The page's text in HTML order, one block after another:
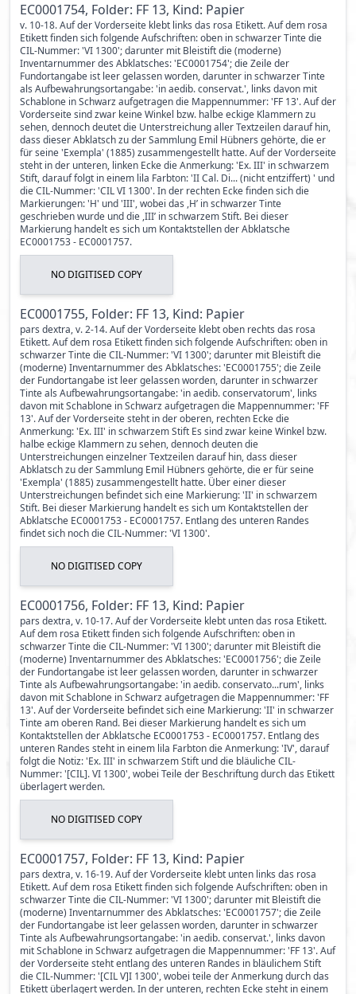
EC0001754, Folder: FF 13, Kind: Papier
v. 10-18. Auf der Vorderseite klebt links das rosa Etikett. Auf dem rosa
Etikett finden sich folgende Aufschriften: oben in schwarzer Tinte die
CIL-Nummer: 'VI 1300'; darunter mit Bleistift die (moderne)
Inventarnummer des Abklatsches: 'EC0001754'; die Zeile der
Fundortangabe ist leer gelassen worden, darunter in schwarzer Tinte
als Aufbewahrungsortangabe: 'in aedib. conservat.', links davon mit
Schablone in Schwarz aufgetragen die Mappennummer: 'FF 13'. Auf der
Vorderseite sind zwar keine Winkel bzw. halbe eckige Klammern zu
sehen, dennoch deutet die Unterstreichung aller Textzeilen darauf hin,
dass dieser Abklatsch zu der Sammlung Emil Hübners gehörte, die er
für seine 'Exempla' (1885) zusammengestellt hatte. Auf der Vorderseite
steht in der unteren, linken Ecke die Anmerkung: 'Ex. III' in schwarzem
Stift, darauf folgt in einem lila Farbton: 'II Cal. Di... (nicht entziffert) ' und
die CIL-Nummer: 'CIL VI 1300'. In der rechten Ecke finden sich die
Markierungen: 'H' und 'III', wobei das ,H’ in schwarzer Tinte
geschrieben wurde und die ,III’ in schwarzem Stift. Bei dieser
Markierung handelt es sich um Kontaktstellen der Abklatsche
EC0001753 - EC0001757.
NO DIGITISED COPY
EC0001755, Folder: FF 13, Kind: Papier
pars dextra, v. 2-14. Auf der Vorderseite klebt oben rechts das rosa
Etikett. Auf dem rosa Etikett finden sich folgende Aufschriften: oben in
schwarzer Tinte die CIL-Nummer: 'VI 1300'; darunter mit Bleistift die
(moderne) Inventarnummer des Abklatsches: 'EC0001755'; die Zeile
der Fundortangabe ist leer gelassen worden, darunter in schwarzer
Tinte als Aufbewahrungsortangabe: 'in aedib. conservatorum', links
davon mit Schablone in Schwarz aufgetragen die Mappennummer: 'FF
13'. Auf der Vorderseite steht in der oberen, rechten Ecke die
Anmerkung: 'Ex. III' in schwarzem Stift Es sind zwar keine Winkel bzw.
halbe eckige Klammern zu sehen, dennoch deuten die
Unterstreichungen einzelner Textzeilen darauf hin, dass dieser
Abklatsch zu der Sammlung Emil Hübners gehörte, die er für seine
'Exempla' (1885) zusammengestellt hatte. Über einer dieser
Unterstreichungen befindet sich eine Markierung: 'II' in schwarzem
Stift. Bei dieser Markierung handelt es sich um Kontaktstellen der
Abklatsche EC0001753 - EC0001757. Entlang des unteren Randes
findet sich noch die CIL-Nummer: 'VI 1300'.
NO DIGITISED COPY
EC0001756, Folder: FF 13, Kind: Papier
pars dextra, v. 10-17. Auf der Vorderseite klebt unten das rosa Etikett.
Auf dem rosa Etikett finden sich folgende Aufschriften: oben in
schwarzer Tinte die CIL-Nummer: 'VI 1300'; darunter mit Bleistift die
(moderne) Inventarnummer des Abklatsches: 'EC0001756'; die Zeile
der Fundortangabe ist leer gelassen worden, darunter in schwarzer
Tinte als Aufbewahrungsortangabe: 'in aedib. conservato...rum', links
davon mit Schablone in Schwarz aufgetragen die Mappennummer: 'FF
13'. Auf der Vorderseite befindet sich eine Markierung: 'II' in schwarzer
Tinte am oberen Rand. Bei dieser Markierung handelt es sich um
Kontaktstellen der Abklatsche EC0001753 - EC0001757. Entlang des
unteren Randes steht in einem lila Farbton die Anmerkung: 'IV', darauf
folgt die Notiz: 'Ex. III' in schwarzem Stift und die bläuliche CIL-
Nummer: '[CIL]. VI 1300', wobei Teile der Beschriftung durch das Etikett
überlagert werden.
NO DIGITISED COPY
EC0001757, Folder: FF 13, Kind: Papier
pars dextra, v. 16-19. Auf der Vorderseite klebt unten links das rosa
Etikett. Auf dem rosa Etikett finden sich folgende Aufschriften: oben in
schwarzer Tinte die CIL-Nummer: 'VI 1300'; darunter mit Bleistift die
(moderne) Inventarnummer des Abklatsches: 'EC0001757'; die Zeile
der Fundortangabe ist leer gelassen worden, darunter in schwarzer
Tinte als Aufbewahrungsortangabe: 'in aedib. conservat.', links davon
mit Schablone in Schwarz aufgetragen die Mappennummer: 'FF 13'. Auf
der Vorderseite steht entlang des unteren Randes in bläulichem Stift
die CIL-Nummer: '[CIL V]I 1300', wobei teile der Anmerkung durch das
Etikett überlagert werden. In der unteren, rechten Ecke steht in einem